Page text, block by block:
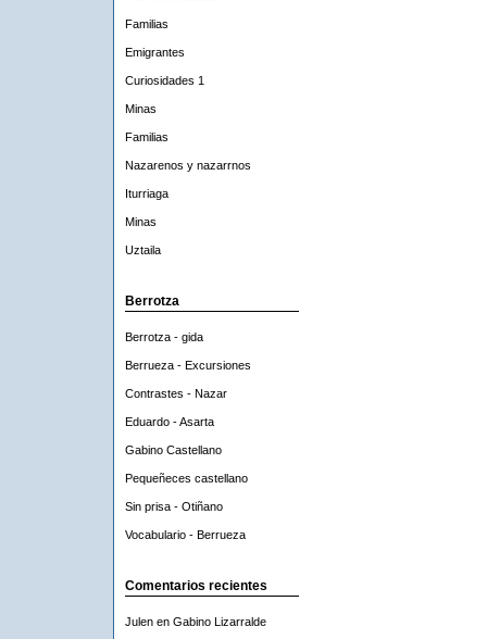
Familias
Emigrantes
Curiosidades 1
Minas
Familias
Nazarenos y nazarrnos
Iturriaga
Minas
Uztaila
Berrotza
Berrotza - gida
Berrueza - Excursiones
Contrastes - Nazar
Eduardo - Asarta
Gabino Castellano
Pequeñeces castellano
Sin prisa - Otiñano
Vocabulario - Berrueza
Comentarios recientes
Julenen Gabino Lizarralde